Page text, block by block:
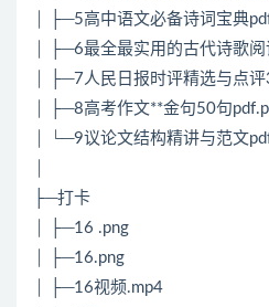
│ ├─5高中语文必备诗词宝典
│ ├─6最全最实用的古代诗歌
│ ├─7人民日报时评精选与点
│ ├─8高考作文**金句50句
│ └─9议论文结构精讲与范文
├─打卡
│ ├─16 .png
│ ├─16.png
│ ├─16视频.mp4